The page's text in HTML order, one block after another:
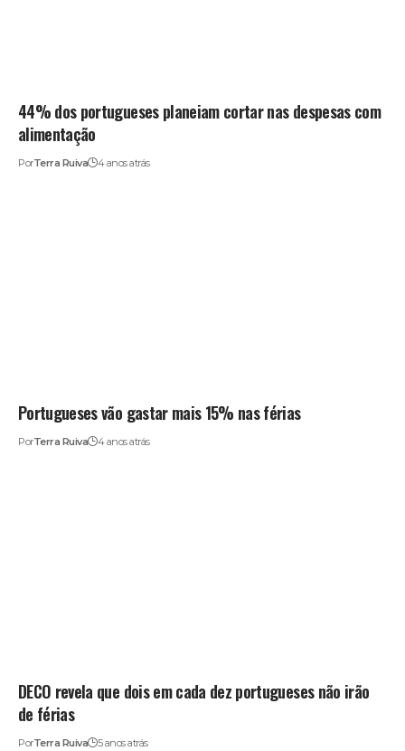
44% dos portugueses planeiam cortar nas despesas com
alimentação
PorTerra Ruiva 4 anos atrás
Portugueses vão gastar mais 15% nas férias
PorTerra Ruiva 4 anos atrás
DECO revela que dois em cada dez portugueses não irão
de férias
PorTerra Ruiva 5 anos atrás